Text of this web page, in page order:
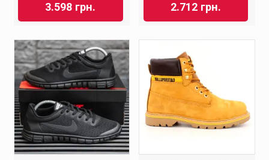
3.598 грн. 2.712 грн.